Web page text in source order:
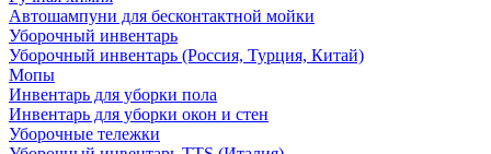
Автошампуни для бесконтактной мойки
Уборочный инвентарь
Уборочный инвентарь (Россия, Турция, Китай)
Мопы
Инвентарь для уборки пола
Инвентарь для уборки окон и стен
Уборочные тележки